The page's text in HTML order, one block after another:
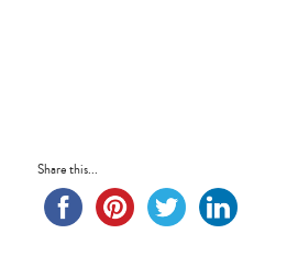
Share this...